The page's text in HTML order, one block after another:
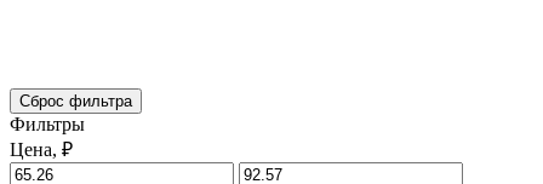
Сброс фильтра
Фильтры
Цена, ₽